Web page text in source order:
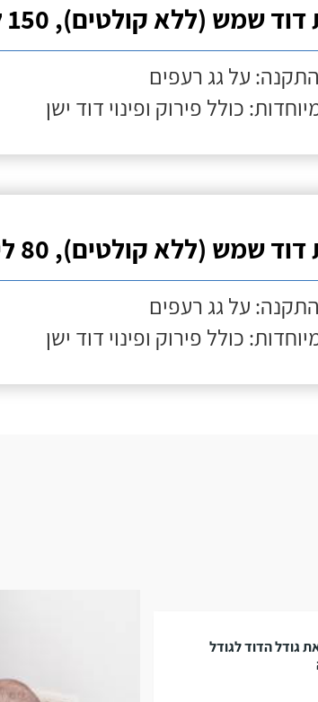
שמש (ללא קולטים), 150 ליטר
על גג רעפים
כולל פירוק ופינוי דוד ישן
שמש (ללא קולטים), 80 ליטר
על גג רעפים
כולל פירוק ופינוי דוד ישן
גודל הדוד לגודל